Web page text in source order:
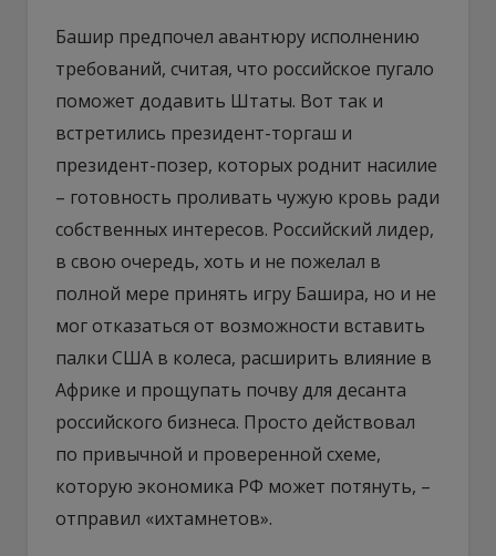
Башир предпочел авантюру исполнению
требований, считая, что российское пугало
поможет додавить Штаты. Вот так и
встретились президент-торгаш и
президент-позер, которых роднит насилие
– готовность проливать чужую кровь ради
собственных интересов. Российский лидер,
в свою очередь, хоть и не пожелал в
полной мере принять игру Башира, но и не
мог отказаться от возможности вставить
палки США в колеса, расширить влияние в
Африке и прощупать почву для десанта
российского бизнеса. Просто действовал
по привычной и проверенной схеме,
которую экономика РФ может потянуть, –
отправил «ихтамнетов».